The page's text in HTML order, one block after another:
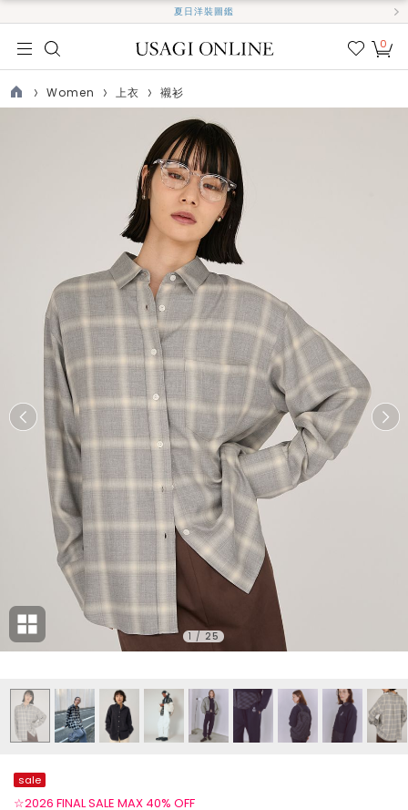
夏日洋裝圖鑑
我的
0
TOP
Women 上衣 襯衫
1 / 25
sale
☆2026 FINAL SALE MAX 40% OFF